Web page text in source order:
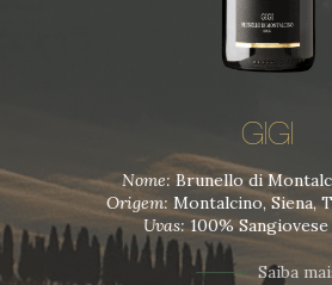
GIGI
Nome: Brunello di
Origem: Montalcino, Siena,
Uvas:100%
Saiba